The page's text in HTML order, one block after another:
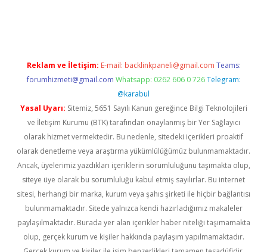
Reklam ve İletişim: E-mail: backlinkpaneli@gmail.com Teams:
forumhizmeti@gmail.com Whatsapp: 0262 606 0 726 Telegram:
@karabul
Yasal Uyarı: Sitemiz, 5651 Sayılı Kanun gereğince Bilgi Teknolojileri
ve İletişim Kurumu (BTK) tarafından onaylanmış bir Yer Sağlayıcı
olarak hizmet vermektedir. Bu nedenle, sitedeki içerikleri proaktif
olarak denetleme veya araştırma yükümlülüğümüz bulunmamaktadır.
Ancak, üyelerimiz yazdıkları içeriklerin sorumluluğunu taşımakta olup,
siteye üye olarak bu sorumluluğu kabul etmiş sayılırlar. Bu internet
sitesi, herhangi bir marka, kurum veya şahıs şirketi ile hiçbir bağlantısı
bulunmamaktadır. Sitede yalnızca kendi hazırladığımız makaleler
paylaşılmaktadır. Burada yer alan içerikler haber niteliği taşımamakta
olup, gerçek kurum ve kişiler hakkında paylaşım yapılmamaktadır.